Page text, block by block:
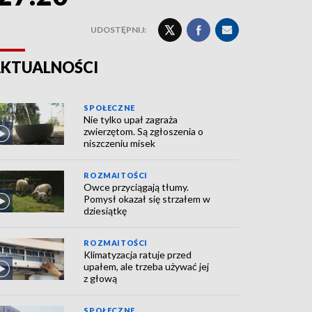
UDOSTĘPNIJ:
SPOŁECZNE
Nie tylko upał zagraża
zwierzętom. Są zgłoszenia o
niszczeniu misek
ROZMAITOŚCI
Owce przyciągają tłumy.
Pomysł okazał się strzałem w
dziesiątkę
ROZMAITOŚCI
Klimatyzacja ratuje przed
upałem, ale trzeba używać jej
z głową